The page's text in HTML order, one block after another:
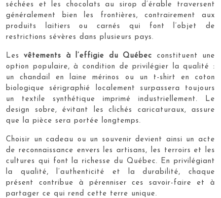
séchées et les chocolats au sirop d’érable traversent
généralement bien les frontières, contrairement aux
produits laitiers ou carnés qui font l’objet de
restrictions sévères dans plusieurs pays.
Lesvêtements à l’effigie du Québec constituent une
option populaire, à condition de privilégier la qualité :
un chandail en laine mérinos ou un t-shirt en coton
biologique sérigraphié localement surpassera toujours
un textile synthétique imprimé industriellement. Le
design sobre, évitant les clichés caricaturaux, assure
que la pièce sera portée longtemps.
Choisir un cadeau ou un souvenir devient ainsi un acte
de reconnaissance envers les artisans, les terroirs et les
cultures qui font la richesse du Québec. En privilégiant
la qualité, l’authenticité et la durabilité, chaque
présent contribue à pérenniser ces savoir-faire et à
partager ce qui rend cette terre unique.